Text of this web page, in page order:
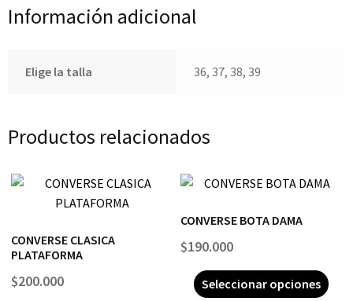
Información adicional
Elige la talla 36, 37, 38, 39
Productos relacionados
CONVERSE CLASICA
PLATAFORMA
$200.000
CONVERSE BOTA DAMA
$190.000
Seleccionar opciones